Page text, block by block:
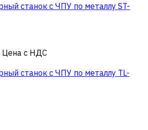
станок с ЧПУ по металлу ST-
Цена с НДС
станок с ЧПУ по металлу TL-